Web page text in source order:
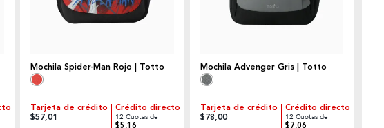
Mochila Spider-Man Rojo | Totto
Tarjeta de crédito
$57,01
Crédito directo
12 Cuotas de
$5,16
Mochila Advenger Gris | Totto
Tarjeta de crédito
$78,00
Crédito directo
12 Cuotas de
$7,06